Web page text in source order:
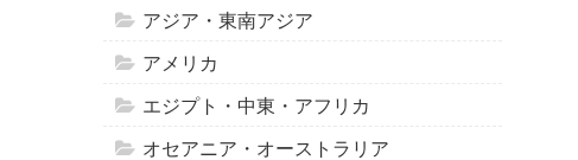
アジア・東南アジア
アメリカ
エジプト・中東・アフリカ
オセアニア・オーストラリア